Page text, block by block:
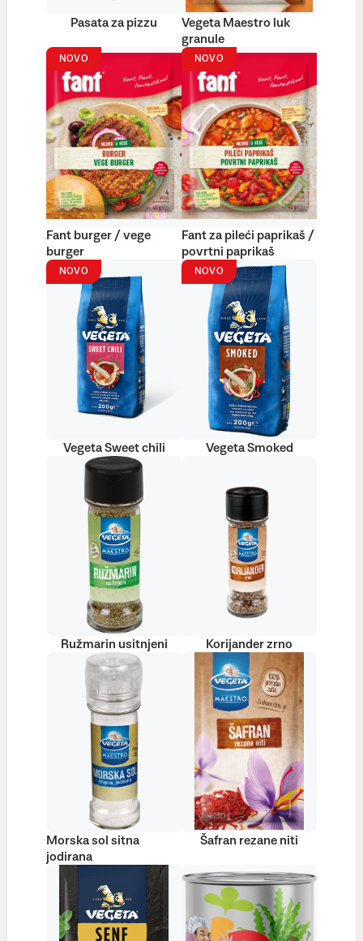
Pasata za pizzu
Vegeta Maestro luk
granule
NOVO
Fant burger / vege
burger
NOVO
Fant za pileći paprikaš /
povrtni paprikaš
NOVO
Vegeta Sweet chili
NOVO
Vegeta Smoked
Ružmarin usitnjeni Korijander zrno
Morska sol sitna
jodirana
Šafran rezane niti